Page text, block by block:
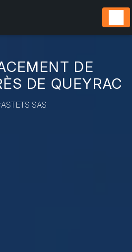
DE
DE QUEYRAC
SAS